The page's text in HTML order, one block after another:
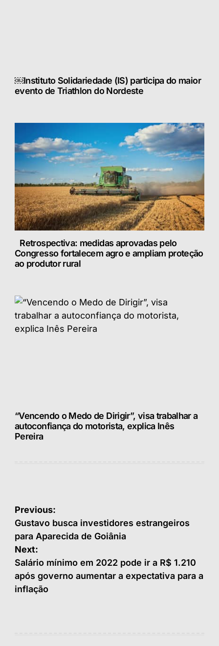
￼Instituto Solidariedade (IS) participa do maior
evento de Triathlon do Nordeste
Retrospectiva: medidas aprovadas pelo
Congresso fortalecem agro e ampliam proteção
ao produtor rural
“Vencendo o Medo de Dirigir”, visa trabalhar a
autoconfiança do motorista, explica Inês
Pereira
Navegação
de
Post
Previous:
Gustavo busca investidores estrangeiros
para Aparecida de Goiânia
Next:
Salário mínimo em 2022 pode ir a R$ 1.210
após governo aumentar a expectativa para a
inflação